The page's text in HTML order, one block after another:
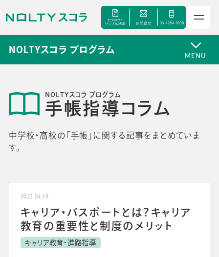
サービス
よくあるご質問
先生の学び応援コラム
NOLTYスコラ プログラム
MENU
手帳指導コラム
NOLTYスコラ プログラム
中学校・高校の「手帳」に関する記事をまとめていま
す。
2023.04.19
キャリア・パスポートとは？キャリア
教育の重要性と制度のメリット
キャリア教育・進路指導